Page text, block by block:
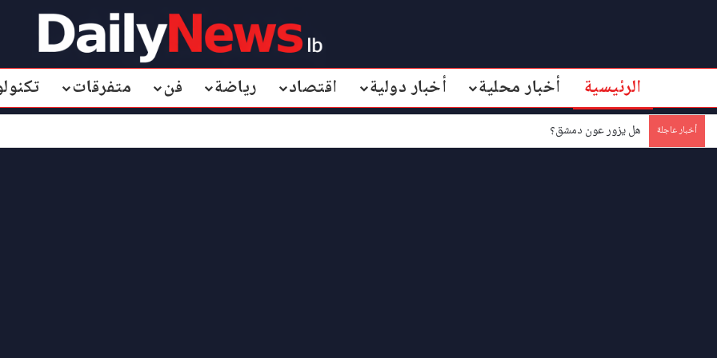
الرئيسية أخبار محلية أخبار دولية اقتصاد رياضة فن متفرقات
أخبار عاجلة هل يزور عون دمشق؟